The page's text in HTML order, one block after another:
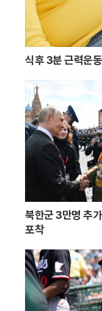
식후 3분 근력운
북한군 3만명 추
포착